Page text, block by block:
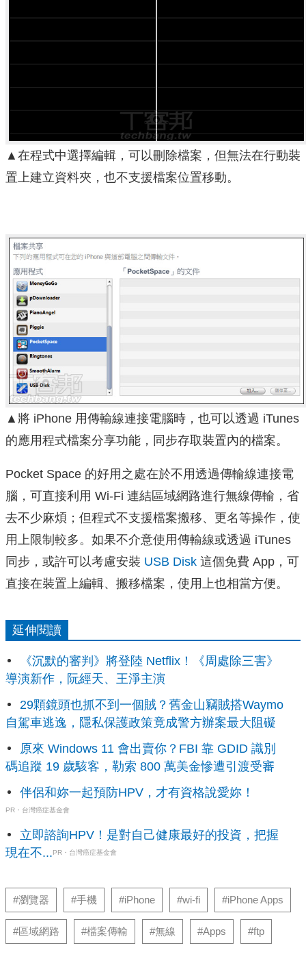
▲在程式中選擇編輯，可以刪除檔案，但無法在行動裝
置上建立資料夾，也不支援檔案位置移動。
▲將 iPhone 用傳輸線連接電腦時，也可以透過 iTunes
的應用程式檔案分享功能，同步存取裝置內的檔案。
Pocket Space 的好用之處在於不用透過傳輸線連接電
腦，可直接利用 Wi-Fi 連結區域網路進行無線傳輸，省
去不少麻煩；但程式不支援檔案搬移、更名等操作，使
用上限制較多。如果不介意使用傳輸線或透過 iTunes
同步，或許可以考慮安裝 USB Disk 這個免費 App，可
直接在裝置上編輯、搬移檔案，使用上也相當方便。
延伸閱讀
《沉默的審判》將登陸 Netflix！《周處除三害》
導演新作，阮經天、王淨主演
29顆鏡頭也抓不到一個賊？舊金山竊賊搭Waymo
自駕車逃逸，隱私保護政策竟成警方辦案最大阻礙
原來 Windows 11 會出賣你？FBI 靠 GDID 識別
碼追蹤 19 歲駭客，勒索 800 萬美金慘遭引渡受審
伴侶和妳一起預防HPV，才有資格說愛妳！
PR・台灣癌症基金會
立即諮詢HPV！是對自己健康最好的投資，把握
現在不...PR・台灣癌症基金會
#瀏覽器 #手機 #iPhone #wi-fi #iPhone Apps
#區域網路 #檔案傳輸 #無線 #Apps #ftp